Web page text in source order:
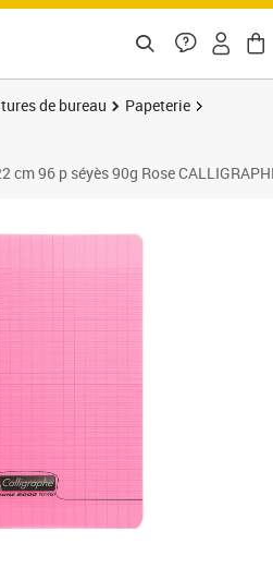
de bureau
Papeterie
cm 96 p séyès 90g Rose